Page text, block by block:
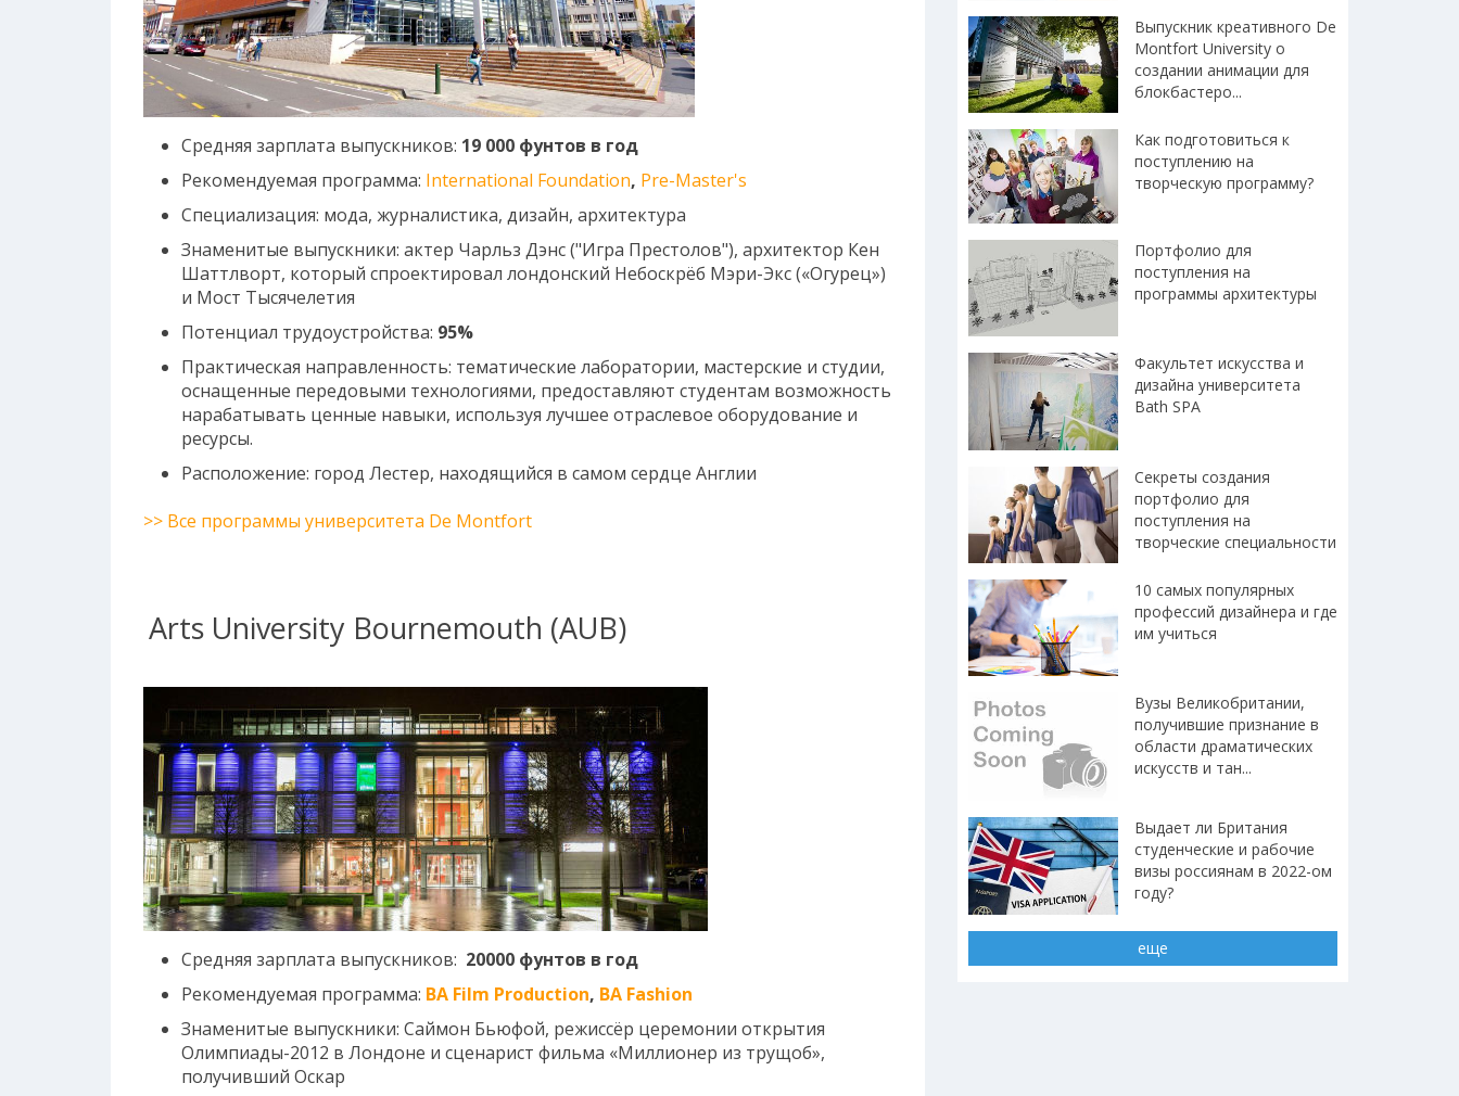
Средняя зарплата выпускников: 19 000 фунтов в год
Рекомендуемая программа: International Foundation, Pre-Master's
Специализация: мода, журналистика, дизайн, архитектура
Знаменитые выпускники: актер Чарльз Дэнс ("Игра Престолов"), архитектор Кен
Шаттлворт, который спроектировал лондонский Небоскрёб Мэри-Экс («Огурец»)
и Мост Тысячелетия
Потенциал трудоустройства: 95%
Практическая направленность: тематические лаборатории, мастерские и студии,
оснащенные передовыми технологиями, предоставляют студентам возможность
нарабатывать ценные навыки, используя лучшее отраслевое оборудование и
ресурсы.
Расположение: город Лестер, находящийся в самом сердце Англии
>> Все программы университета De Montfort
Arts University Bournemouth (AUB)
Средняя зарплата выпускников: 20000 фунтов в год
Рекомендуемая программа: BA Film Production, BA Fashion
Знаменитые выпускники: Саймон Бьюфой, режиссёр церемонии открытия
Олимпиады-2012 в Лондоне и сценарист фильма «Миллионер из трущоб»,
получивший Оскар
Выпускник креативного Dе
Montfort University о
создании анимации для
блокбастеро...
Как подготовиться к
поступлению на
творческую программу?
Портфолио для
поступления на
программы архитектуры
Факультет искусства и
дизайна университета
Bath SPA
Секреты создания
портфолио для
поступления на
творческие специальности
10 самых популярных
профессий дизайнера и где
им учиться
Вузы Великобритании,
получившие признание в
области драматических
искусств и тан...
Выдает ли Британия
студенческие и рабочие
визы россиянам в 2022-ом
году?
еще